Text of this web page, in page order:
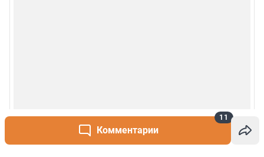
Комментарии
11